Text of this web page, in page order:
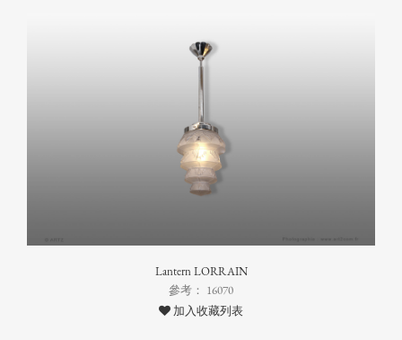
Lantern LORRAIN
參考： 16070
加入收藏列表